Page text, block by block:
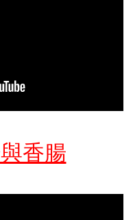
香腸